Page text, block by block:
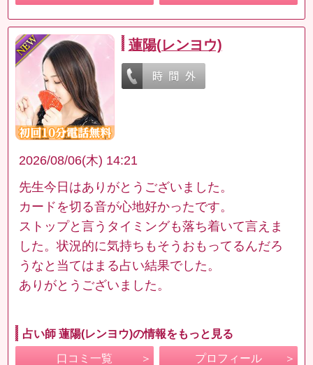
蓮陽(レンヨウ)
2026/08/06(木) 14:21
先生今日はありがとうございました。
カードを切る音が心地好かったです。
ストップと言うタイミングも落ち着いて言えま
した。状況的に気持ちもそうおもってるんだろ
うなと当てはまる占い結果でした。
ありがとうございました。
占い師 蓮陽(レンヨウ)の情報をもっと見る
口コミ一覧 プロフィール